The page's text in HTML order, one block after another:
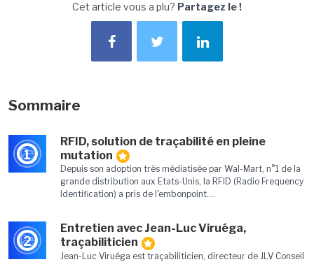
Cet article vous a plu? Partagez le !
Sommaire
1
RFID, solution de traçabilité en pleine
mutation
Depuis son adoption très médiatisée par Wal-Mart, n°1 de la
grande distribution aux Etats-Unis, la RFID (Radio Frequency
Identification) a pris de l'embonpoint....
2
Entretien avec Jean-Luc Viruéga,
traçabiliticien
Jean-Luc Viruéga est traçabiliticien, directeur de JLV Conseil